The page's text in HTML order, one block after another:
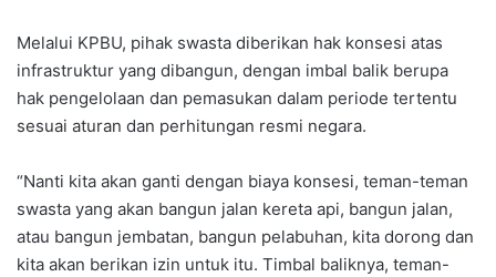
Melalui KPBU, pihak swasta diberikan hak konsesi atas
infrastruktur yang dibangun, dengan imbal balik berupa
hak pengelolaan dan pemasukan dalam periode tertentu
sesuai aturan dan perhitungan resmi negara.
“Nanti kita akan ganti dengan biaya konsesi, teman-teman
swasta yang akan bangun jalan kereta api, bangun jalan,
atau bangun jembatan, bangun pelabuhan, kita dorong dan
kita akan berikan izin untuk itu. Timbal baliknya, teman-